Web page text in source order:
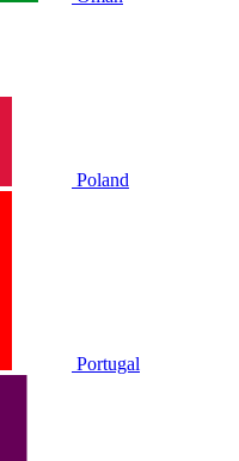
Poland
Portugal